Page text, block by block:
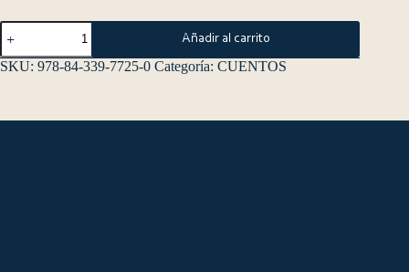
Añadir al carrito
SKU: 978-84-339-7725-0 Categoría: CUENTOS